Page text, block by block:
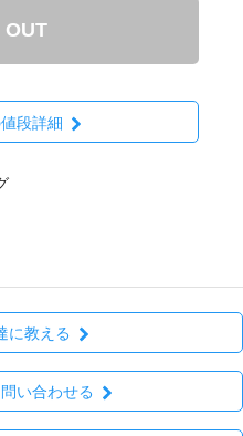
OUT
段詳細
に教える
い合わせる